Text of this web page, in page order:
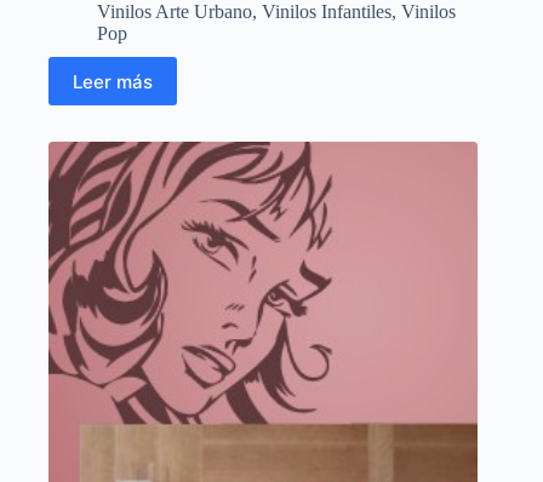
Vinilos Arte Urbano, Vinilos Infantiles, Vinilos
Pop
Leer más